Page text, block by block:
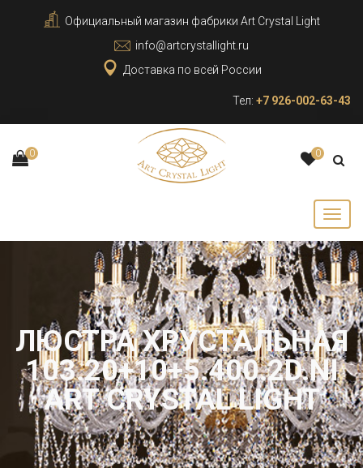
Официальный магазин фабрики Art Crystal Light
info@artcrystallight.ru
Доставка по всей России
Тел: +7 926-002-63-43
0 0
ЛЮСТРА ХРУСТАЛЬНАЯ
103.20+10+5.400.2D.NI
ART CRYSTAL LIGHT